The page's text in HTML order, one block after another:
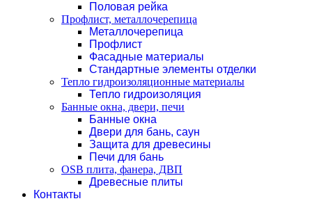
Половая рейка
Профлист, металлочерепица
Металлочерепица
Профлист
Фасадные материалы
Стандартные элементы отделки
Тепло гидроизоляционные материалы
Тепло гидроизоляция
Банные окна, двери, печи
Банные окна
Двери для бань, саун
Защита для древесины
Печи для бань
ОSB плита, фанера, ДВП
Древесные плиты
Контакты